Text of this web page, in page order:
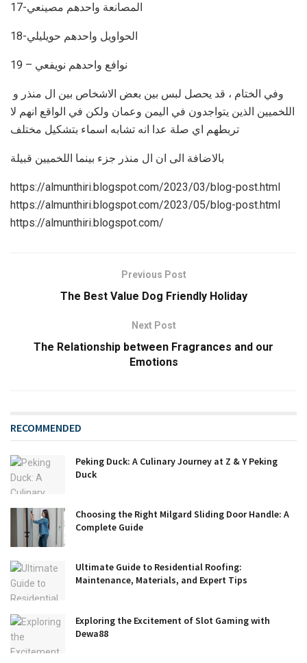
17-المصانعة واحدهم مصينعي
18-الحواويل واحدهم حويليلي
اللخميين الذين يتواجدون في اليمن وعمان ولكن في الواقع انهم لا
https://almunthiri.blogspot.com/2023/03/blog-post.html
https://almunthiri.blogspot.com/2023/05/blog-post.html
https://almunthiri.blogspot.com/
Previous Post
The Best Value Dog Friendly Holiday
Next Post
The Relationship between Fragrances and our
Emotions
RECOMMENDED
Peking Duck: A Culinary Journey at Z & Y Peking
Duck
Choosing the Right Milgard Sliding Door Handle: A
Complete Guide
Ultimate Guide to Residential Roofing:
Maintenance, Materials, and Expert Tips
Exploring the Excitement of Slot Gaming with
Dewa88